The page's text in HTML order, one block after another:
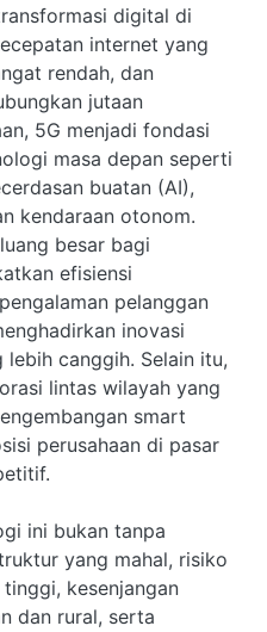
digital di
internet yang
rendah, dan
jutaan
5G menjadi fondasi
masa depan seperti
buatan (AI),
kendaraan otonom.
besar bagi
efisiensi
pelanggan
inovasi
canggih. Selain itu,
lintas wilayah yang
smart
perusahaan di pasar
ini bukan tanpa
yang mahal, risiko
kesenjangan
dan rural, serta